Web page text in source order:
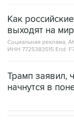
Как
выходят на
Социальная реклама,
ИНН 7725383515 Erid:
Трамп заявил,
начнутся в